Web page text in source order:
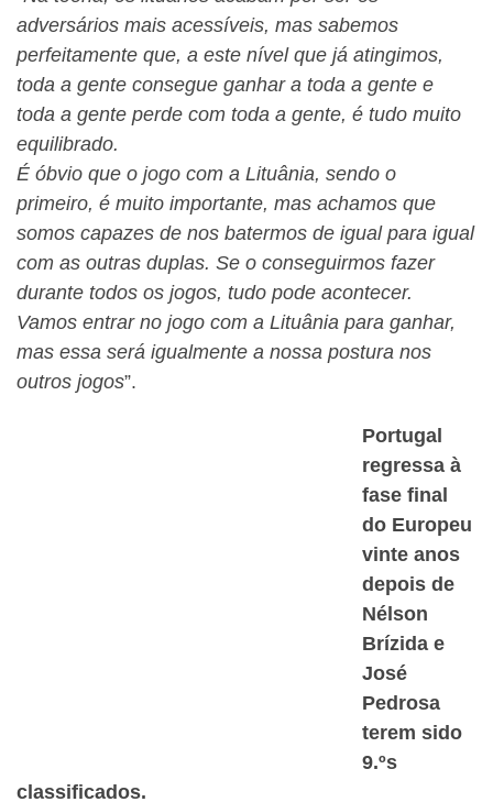
adversários mais acessíveis, mas sabemos
perfeitamente que, a este nível que já atingimos,
toda a gente consegue ganhar a toda a gente e
toda a gente perde com toda a gente, é tudo muito
equilibrado.
É óbvio que o jogo com a Lituânia, sendo o
primeiro, é muito importante, mas achamos que
somos capazes de nos batermos de igual para igual
com as outras duplas. Se o conseguirmos fazer
durante todos os jogos, tudo pode acontecer.
Vamos entrar no jogo com a Lituânia para ganhar,
mas essa será igualmente a nossa postura nos
outros jogos”.
Portugal
regressa à
fase final
do Europeu
vinte anos
depois de
Nélson
Brízida e
José
Pedrosa
terem sido
9.ºs
classificados.